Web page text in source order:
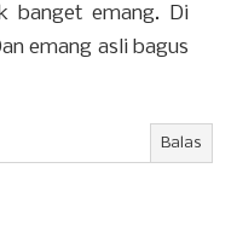
banget emang. Di
emang asli bagus
Balas